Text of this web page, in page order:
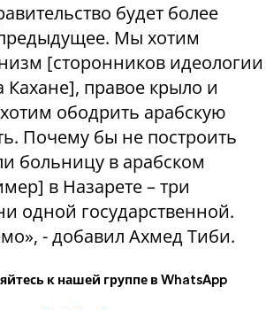
будет более
Мы хотим
[сторонников идеологии
правое крыло и
ободрить арабскую
Почему бы не построить
больницу в арабском
в Назарете – три
одной государственной.
- добавил Ахмед Тиби.
к нашей группе в WhatsApp